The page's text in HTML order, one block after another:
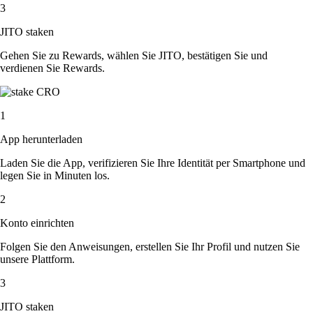
3
JITO staken
Gehen Sie zu Rewards, wählen Sie JITO, bestätigen Sie und
verdienen Sie Rewards.
1
App herunterladen
Laden Sie die App, verifizieren Sie Ihre Identität per Smartphone und
legen Sie in Minuten los.
2
Konto einrichten
Folgen Sie den Anweisungen, erstellen Sie Ihr Profil und nutzen Sie
unsere Plattform.
3
JITO staken